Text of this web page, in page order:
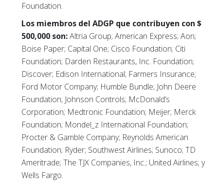
Foundation.
Los miembros del ADGP que contribuyen con $
500,000 son:Altria Group; American Express; Aon;
Boise Paper; Capital One; Cisco Foundation; Citi
Foundation; Darden Restaurants, Inc. Foundation;
Discover; Edison International; Farmers Insurance;
Ford Motor Company; Humble Bundle; John Deere
Foundation; Johnson Controls; McDonald’s
Corporation; Medtronic Foundation; Meijer; Merck
Foundation; Mondel_z International Foundation;
Procter & Gamble Company; Reynolds American
Foundation; Ryder; Southwest Airlines; Sunoco; TD
Ameritrade; The TJX Companies, Inc.; United Airlines; y
Wells Fargo.